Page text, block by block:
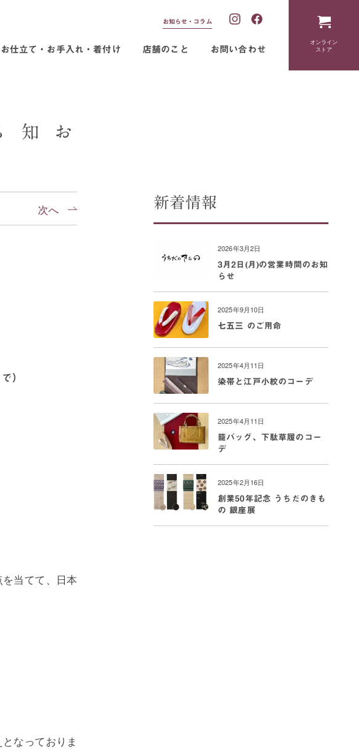
お仕立て・お手入れ・着付け 店舗のこと お問い合わせ
お知らせ・コラム
オンライン
ストア
お
知
次へ
）
当てて、日本
なっておりま
新着情報
2026年3月2日
3月2日(月)の営業時間のお知
らせ
2025年9月10日
七五三 のご用命
2025年4月11日
染帯と江戸小紋のコーデ
2025年4月11日
籠バッグ、下駄草履のコー
デ
2025年2月16日
創業50年記念 うちだのきも
の 銀座展